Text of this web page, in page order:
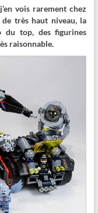
vois rarement chez
très haut niveau, la
du top, des figurines
raisonnable.